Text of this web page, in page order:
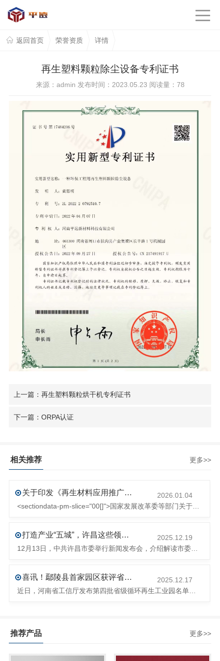
返回首页 荣誉资质 详情
再生塑料颗粒除尘设备专利证书
来源：admin 发布时间：2023.05.23 阅读量： 78
上一篇：再生塑料颗粒烘干机专利证书
下一篇：ORPA认证
相关推荐 更多>>
关于印发《再生材料应用推广行动方案》的通知(发改环资〔2025〕1681号)
2026.01.04
<sectiondata-pm-slice="00[]">国家发展改革委等部门关于印发《再生材料应用推广行动方案》的通知</section><section>发改环资〔2025〕1681号各省、自治区、直辖市、新疆生产建设兵团发展改革委、工业和信息化主管部门、财政厅（局）、生态环境厅（局）、商务厅（
打造产业“五城”，许昌这些领域将迎来大发展！
2025.12.19
12月13日，中共许昌市委举行新闻发布会，介绍解读市委八届十次全会的有关情况。记者从发布会了解到，“十五五”时期，许昌将加快构建现代化产业体系，持续巩固壮大实体经济根基。一系列前瞻布局和突破性举措即将展开，一起来看！<section><section>锚定“五城”目标，打造产业特色优势&...
喜讯！鄢陵县首家园区获评省级循环再生工业园
2025.12.17
近日，河南省工信厅发布第四批省级循环再生工业园名单，经地市工信部门初审推荐、园区现场答辩、专家评判等环节，城发环境（许昌）循环经济产业园成功入选，系鄢陵县首家省级循环再生工业园。该园区是河南省首个高值化再生塑料循环经济产业园，由鄢陵县、河南省投资集团城发环境股份有限公司、河南平远新材料科技有限公司三
推荐产品 更多>>